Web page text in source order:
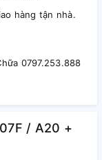
hàng tận nhà.
0797.253.888
/ A20 +